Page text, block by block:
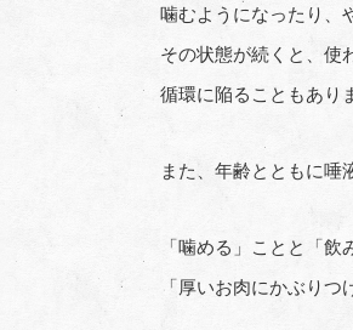
噛むようになったり、
その状態が続くと、使
循環に陥ることもあり
また、年齢とともに唾
「噛める」ことと「
「厚いお肉にかぶりつ